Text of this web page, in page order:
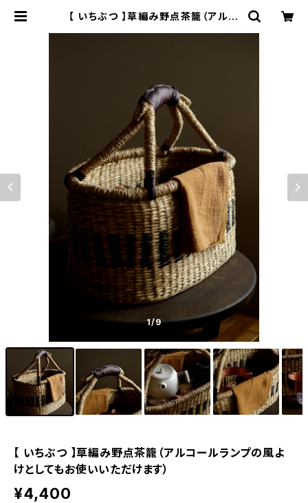
【 いちぶつ 】草編み野点茶籠（アルコ
1/9
【 いちぶつ 】草編み野点茶籠（アルコールランプの風よ
けとしてもお使いいただけます）
¥4,400